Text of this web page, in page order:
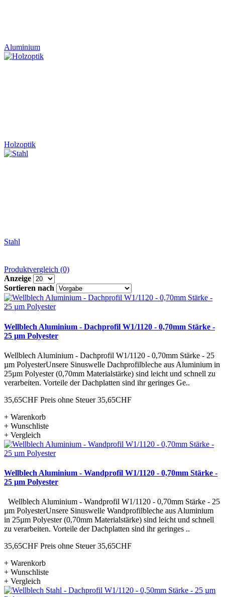
Aluminium
Holzoptik
Stahl
Produktvergleich (0)
Anzeige
Sortieren nach
Wellblech Aluminium - Dachprofil W1/1120 - 0,70mm Stärke -
25 µm Polyester
Wellblech Aluminium - Dachprofil W1/1120 - 0,70mm Stärke - 25
µm PolyesterUnsere Sinuswelle Dachprofilbleche aus Aluminium in
25µm Polyester (0,70mm Materialstärke) sind leicht und schnell zu
verarbeiten. Vorteile der Dachplatten sind ihr geringes Ge..
35,65CHF Preis ohne Steuer 35,65CHF
+ Warenkorb
+ Wunschliste
+ Vergleich
Wellblech Aluminium - Wandprofil W1/1120 - 0,70mm Stärke -
25 µm Polyester
Wellblech Aluminium - Wandprofil W1/1120 - 0,70mm Stärke - 25
µm PolyesterUnsere Sinuswelle Wandprofilbleche aus Aluminium
in 25µm Polyester (0,70mm Materialstärke) sind leicht und schnell
zu verarbeiten. Vorteile der Dachplatten sind ihr geringes ..
35,65CHF Preis ohne Steuer 35,65CHF
+ Warenkorb
+ Wunschliste
+ Vergleich